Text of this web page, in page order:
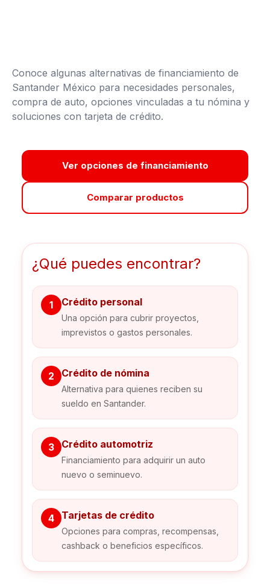
Conoce algunas alternativas de financiamiento de
Santander México para necesidades personales,
compra de auto, opciones vinculadas a tu nómina y
soluciones con tarjeta de crédito.
Ver opciones de financiamiento
Comparar productos
¿Qué puedes encontrar?
1 Crédito personal
Una opción para cubrir proyectos,
imprevistos o gastos personales.
2 Crédito de nómina
Alternativa para quienes reciben su
sueldo en Santander.
3 Crédito automotriz
Financiamiento para adquirir un auto
nuevo o seminuevo.
4 Tarjetas de crédito
Opciones para compras, recompensas,
cashback o beneficios específicos.